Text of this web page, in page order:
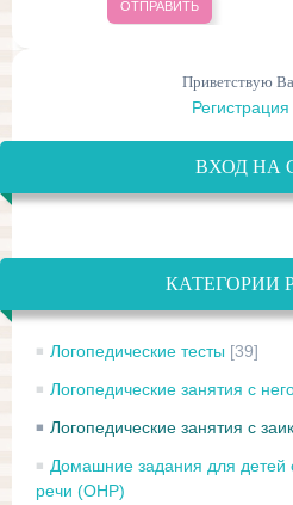
ОТПРАВИТЬ
Приветствую
Регистрация
ВХОД НА
КАТЕГОРИИ
Логопедические тесты [39]
Логопедические занятия с
Логопедические занятия с
Домашние задания для
речи (ОНР)